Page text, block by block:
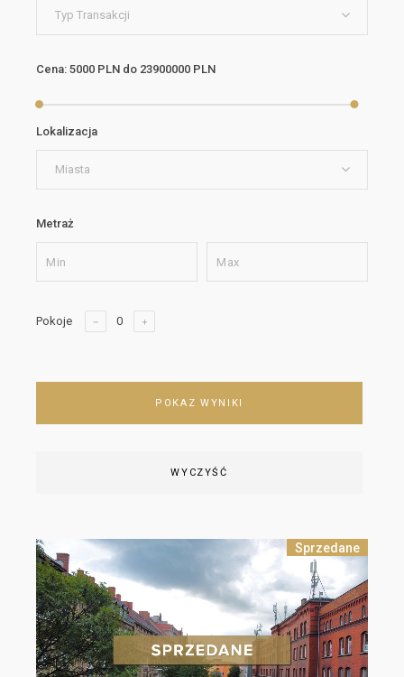
Typ Transakcji
Cena: 5000 PLN do 23900000 PLN
Lokalizacja
Miasta
Metraż
Pokoje
POKAZ WYNIKI
WYCZYŚĆ
Sprzedane